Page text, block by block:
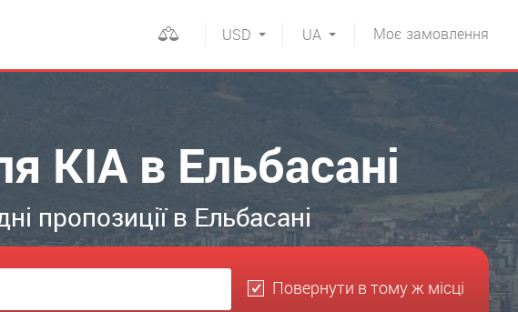
Моє замовлення
UA
USD
KIA в Ельбасані
пропозиції в Ельбасані
Повернути в тому ж місці